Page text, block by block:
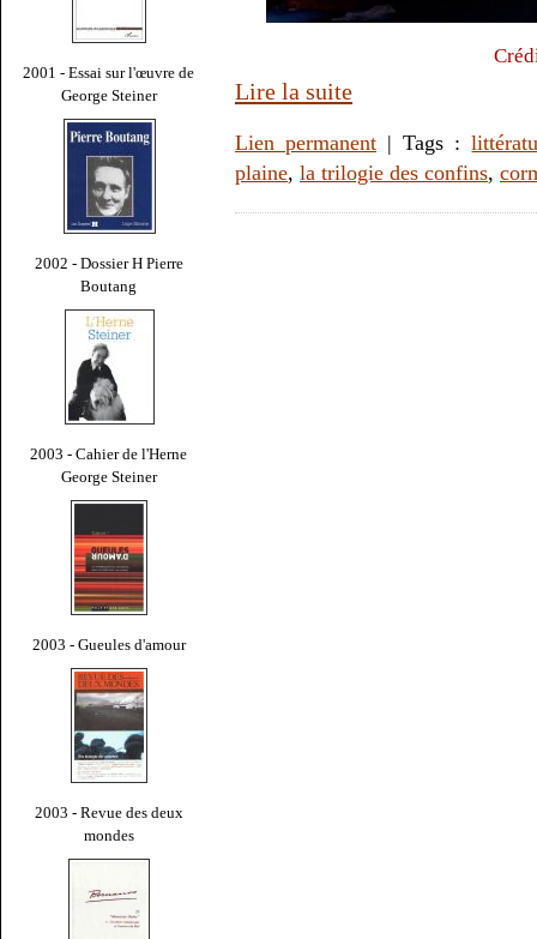
2001 - Essai sur l'œuvre de
George Steiner
2002 - Dossier H Pierre
Boutang
2003 - Cahier de l'Herne
George Steiner
2003 - Gueules d'amour
2003 - Revue des deux
mondes
Lire la suite
Lien permanent | Tags :
plaine, la trilogie des confins,